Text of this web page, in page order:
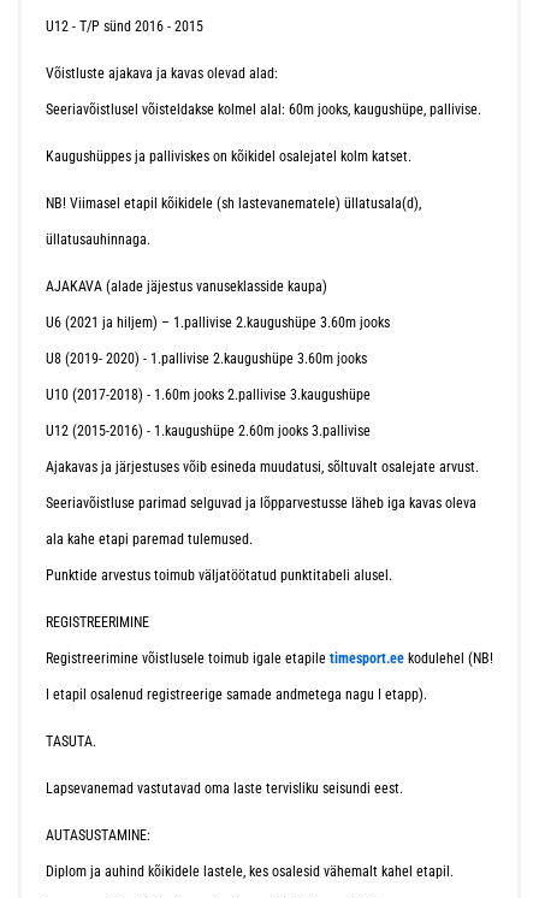
U12 - T/P sünd 2016 - 2015
Võistluste ajakava ja kavas olevad alad:
Seeriavõistlusel võisteldakse kolmel alal: 60m jooks, kaugushüpe, pallivise.
Kaugushüppes ja palliviskes on kõikidel osalejatel kolm katset.
NB! Viimasel etapil kõikidele (sh lastevanematele) üllatusala(d),
üllatusauhinnaga.
AJAKAVA (alade jäjestus vanuseklasside kaupa)
U6 (2021 ja hiljem) – 1.pallivise 2.kaugushüpe 3.60m jooks
U8 (2019- 2020) - 1.pallivise 2.kaugushüpe 3.60m jooks
U10 (2017-2018) - 1.60m jooks 2.pallivise 3.kaugushüpe
U12 (2015-2016) - 1.kaugushüpe 2.60m jooks 3.pallivise
Ajakavas ja järjestuses võib esineda muudatusi, sõltuvalt osalejate arvust.
Seeriavõistluse parimad selguvad ja lõpparvestusse läheb iga kavas oleva
ala kahe etapi paremad tulemused.
Punktide arvestus toimub väljatöötatud punktitabeli alusel.
REGISTREERIMINE
Registreerimine võistlusele toimub igale etapile timesport.ee kodulehel (NB!
I etapil osalenud registreerige samade andmetega nagu I etapp).
TASUTA.
Lapsevanemad vastutavad oma laste tervisliku seisundi eest.
AUTASUSTAMINE:
Diplom ja auhind kõikidele lastele, kes osalesid vähemalt kahel etapil.